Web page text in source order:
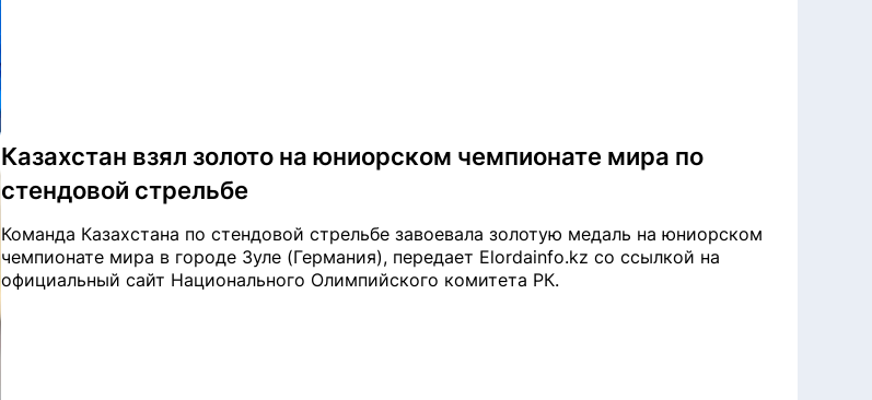
Казахстан взял золото на юниорском чемпионате мира по
стендовой стрельбе
Команда Казахстана по стендовой стрельбе завоевала золотую медаль на юниорском
чемпионате мира в городе Зуле (Германия), передает Elordainfo.kz со ссылкой на
официальный сайт Национального Олимпийского комитета РК.